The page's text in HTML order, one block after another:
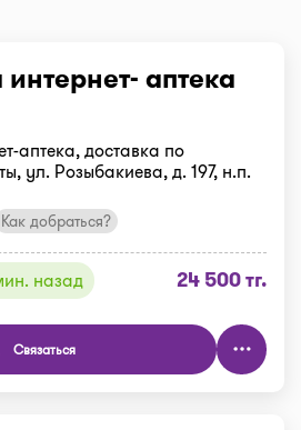
аптека
аптека, доставка по
ул. Розыбакиева, д. 197, н.п.
Как добраться?
назад 24 500 тг.
Связаться